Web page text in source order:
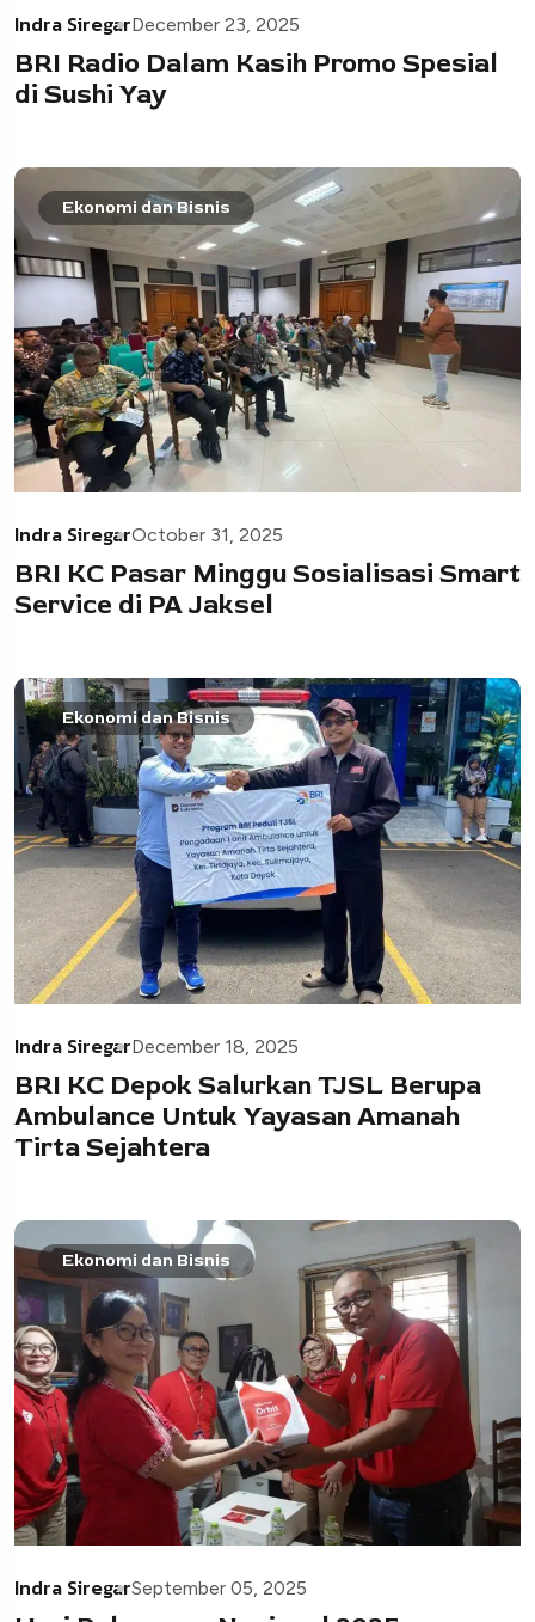
Indra SiregarDecember 23, 2025
BRI Radio Dalam Kasih Promo Spesial
di Sushi Yay
Ekonomi dan Bisnis
Indra SiregarOctober 31, 2025
BRI KC Pasar Minggu Sosialisasi Smart
Service di PA Jaksel
Ekonomi dan Bisnis
Indra SiregarDecember 18, 2025
BRI KC Depok Salurkan TJSL Berupa
Ambulance Untuk Yayasan Amanah
Tirta Sejahtera
Ekonomi dan Bisnis
Indra SiregarSeptember 05, 2025